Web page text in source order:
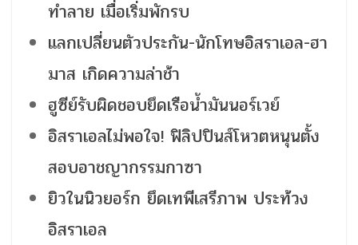
ทำลาย เมื่อเริ่มพักรบ
แลกเปลี่ยนตัวประกัน-นักโทษอิสราเอล-ฮา
มาส เกิดความล่าช้า
ฮูซีย์รับผิดชอบยึดเรือน้ำมันนอร์เวย์
อิสราเอลไม่พอใจ! ฟิลิปปินส์โหวตหนุนตั้ง
สอบอาชญากรรมกาซา
ยิวในนิวยอร์ก ยึดเทพีเสรีภาพ ประท้วง
อิสราเอล